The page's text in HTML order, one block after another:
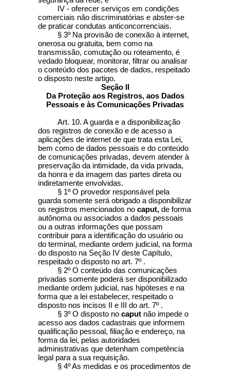
IV - oferecer serviços em condições
comerciais não discriminatórias e abster-se
de praticar condutas anticoncorrenciais.
§ 3º Na provisão de conexão à internet,
onerosa ou gratuita, bem como na
transmissão, comutação ou roteamento, é
vedado bloquear, monitorar, filtrar ou analisar
o conteúdo dos pacotes de dados, respeitado
o disposto neste artigo.
Seção II
Da Proteção aos Registros, aos Dados
Pessoais e às Comunicações Privadas
Art. 10. A guarda e a disponibilização
dos registros de conexão e de acesso a
aplicações de internet de que trata esta Lei,
bem como de dados pessoais e do conteúdo
de comunicações privadas, devem atender à
preservação da intimidade, da vida privada,
da honra e da imagem das partes direta ou
indiretamente envolvidas.
§ 1º O provedor responsável pela
guarda somente será obrigado a disponibilizar
os registros mencionados no caput, de forma
autônoma ou associados a dados pessoais
ou a outras informações que possam
contribuir para a identificação do usuário ou
do terminal, mediante ordem judicial, na forma
do disposto na Seção IV deste Capítulo,
respeitado o disposto no art. 7º .
§ 2º O conteúdo das comunicações
privadas somente poderá ser disponibilizado
mediante ordem judicial, nas hipóteses e na
forma que a lei estabelecer, respeitado o
disposto nos incisos II e III do art. 7º .
§ 3º O disposto no caput não impede o
acesso aos dados cadastrais que informem
qualificação pessoal, filiação e endereço, na
forma da lei, pelas autoridades
administrativas que detenham competência
legal para a sua requisição.
§ 4º As medidas e os procedimentos de